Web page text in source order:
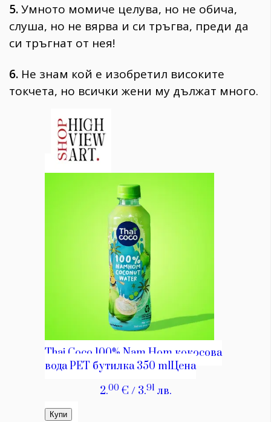
5.Умното момиче целува, но не обича,
слуша, но не вярва и си тръгва, преди да
си тръгнат от нея!
6. Не знам кой е изобретил високите
токчета, но всички жени му дължат много.